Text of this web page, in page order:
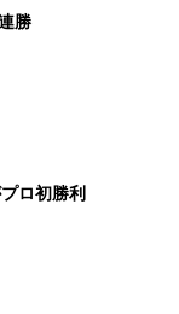
勝
ロ初勝利